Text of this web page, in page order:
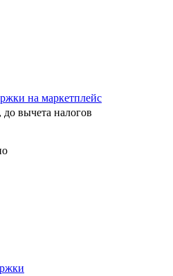
на маркетплейс
до вычета налогов